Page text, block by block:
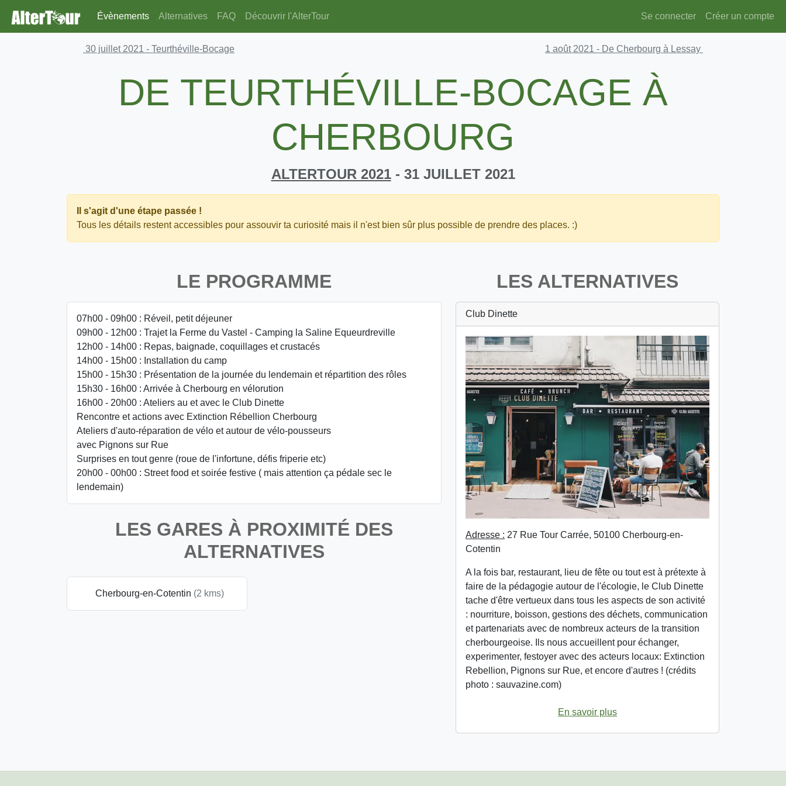
Évènements Alternatives FAQ Découvrir l'AlterTour Se connecter Créer un compte
30 juillet 2021 - Teurthéville-Bocage 1 août 2021 - De Cherbourg à Lessay
DE TEURTHÉVILLE-BOCAGE À
CHERBOURG
ALTERTOUR 2021- 31 JUILLET 2021
Il s'agit d'une étape passée !
Tous les détails restent accessibles pour assouvir ta curiosité mais il n'est bien sûr plus possible de prendre des places. :)
LE PROGRAMME
07h00 - 09h00 : Réveil, petit déjeuner
09h00 - 12h00 : Trajet la Ferme du Vastel - Camping la Saline Equeurdreville
12h00 - 14h00 : Repas, baignade, coquillages et crustacés
14h00 - 15h00 : Installation du camp
15h00 - 15h30 : Présentation de la journée du lendemain et répartition des rôles
15h30 - 16h00 : Arrivée à Cherbourg en vélorution
16h00 - 20h00 : Ateliers au et avec le Club Dinette
Rencontre et actions avec Extinction Rébellion Cherbourg
Ateliers d'auto-réparation de vélo et autour de vélo-pousseurs
avec Pignons sur Rue
Surprises en tout genre (roue de l'infortune, défis friperie etc)
20h00 - 00h00 : Street food et soirée festive ( mais attention ça pédale sec le
lendemain)
LES GARES À PROXIMITÉ DES
ALTERNATIVES
Cherbourg-en-Cotentin (2 kms)
LES ALTERNATIVES
Club Dinette
Adresse : 27 Rue Tour Carrée, 50100 Cherbourg-en-
Cotentin
A la fois bar, restaurant, lieu de fête ou tout est à prétexte à
faire de la pédagogie autour de l'écologie, le Club Dinette
tache d'être vertueux dans tous les aspects de son activité
: nourriture, boisson, gestions des déchets, communication
et partenariats avec de nombreux acteurs de la transition
cherbourgeoise. Ils nous accueillent pour échanger,
experimenter, festoyer avec des acteurs locaux: Extinction
Rebellion, Pignons sur Rue, et encore d'autres ! (crédits
photo : sauvazine.com)
En savoir plus